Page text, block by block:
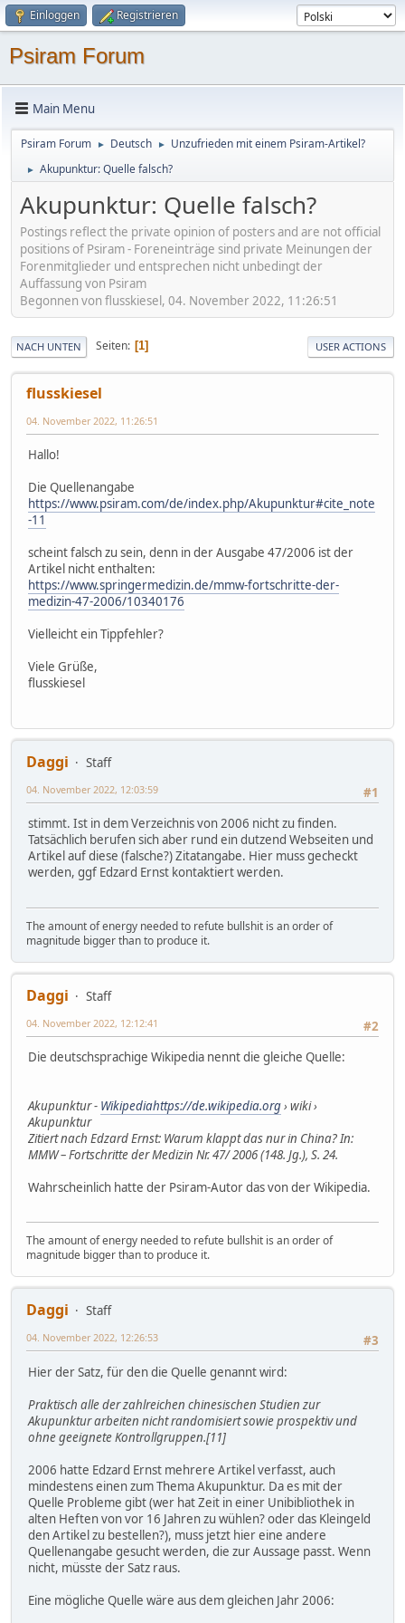
Einloggen Registrieren
Psiram Forum
Main Menu
Psiram Forum ► Deutsch ► Unzufrieden mit einem Psiram-Artikel?
► Akupunktur: Quelle falsch?
Akupunktur: Quelle falsch?
Postings reflect the private opinion of posters and are not official
positions of Psiram - Foreneinträge sind private Meinungen der
Forenmitglieder und entsprechen nicht unbedingt der
Auffassung von Psiram
Begonnen von flusskiesel, 04. November 2022, 11:26:51
NACH UNTEN Seiten 1 USER ACTIONS
flusskiesel
04. November 2022, 11:26:51
Hallo!
Die Quellenangabe
https://www.psiram.com/de/index.php/Akupunktur#cite_note
-11
scheint falsch zu sein, denn in der Ausgabe 47/2006 ist der
Artikel nicht enthalten:
https://www.springermedizin.de/mmw-fortschritte-der-
medizin-47-2006/10340176
Vielleicht ein Tippfehler?
Viele Grüße,
flusskiesel
Daggi
Staff
#1
04. November 2022, 12:03:59
stimmt. Ist in dem Verzeichnis von 2006 nicht zu finden.
Tatsächlich berufen sich aber rund ein dutzend Webseiten und
Artikel auf diese (falsche?) Zitatangabe. Hier muss gecheckt
werden, ggf Edzard Ernst kontaktiert werden.
The amount of energy needed to refute bullshit is an order of
magnitude bigger than to produce it.
Daggi
Staff
#2
04. November 2022, 12:12:41
Die deutschsprachige Wikipedia nennt die gleiche Quelle:
Akupunktur - Wikipediahttps://de.wikipedia.org› wiki ›
Akupunktur
Zitiert nach Edzard Ernst: Warum klappt das nur in China? In:
MMW – Fortschritte der Medizin Nr. 47/ 2006 (148. Jg.), S. 24.
Wahrscheinlich hatte der Psiram-Autor das von der Wikipedia.
The amount of energy needed to refute bullshit is an order of
magnitude bigger than to produce it.
Daggi
Staff
#3
04. November 2022, 12:26:53
Hier der Satz, für den die Quelle genannt wird:
Praktisch alle der zahlreichen chinesischen Studien zur
Akupunktur arbeiten nicht randomisiert sowie prospektiv und
ohne geeignete Kontrollgruppen.[11]
2006 hatte Edzard Ernst mehrere Artikel verfasst, auch
mindestens einen zum Thema Akupunktur. Da es mit der
Quelle Probleme gibt (wer hat Zeit in einer Unibibliothek in
alten Heften von vor 16 Jahren zu wühlen? oder das Kleingeld
den Artikel zu bestellen?), muss jetzt hier eine andere
Quellenangabe gesucht werden, die zur Aussage passt. Wenn
nicht, müsste der Satz raus.
Eine mögliche Quelle wäre aus dem gleichen Jahr 2006: